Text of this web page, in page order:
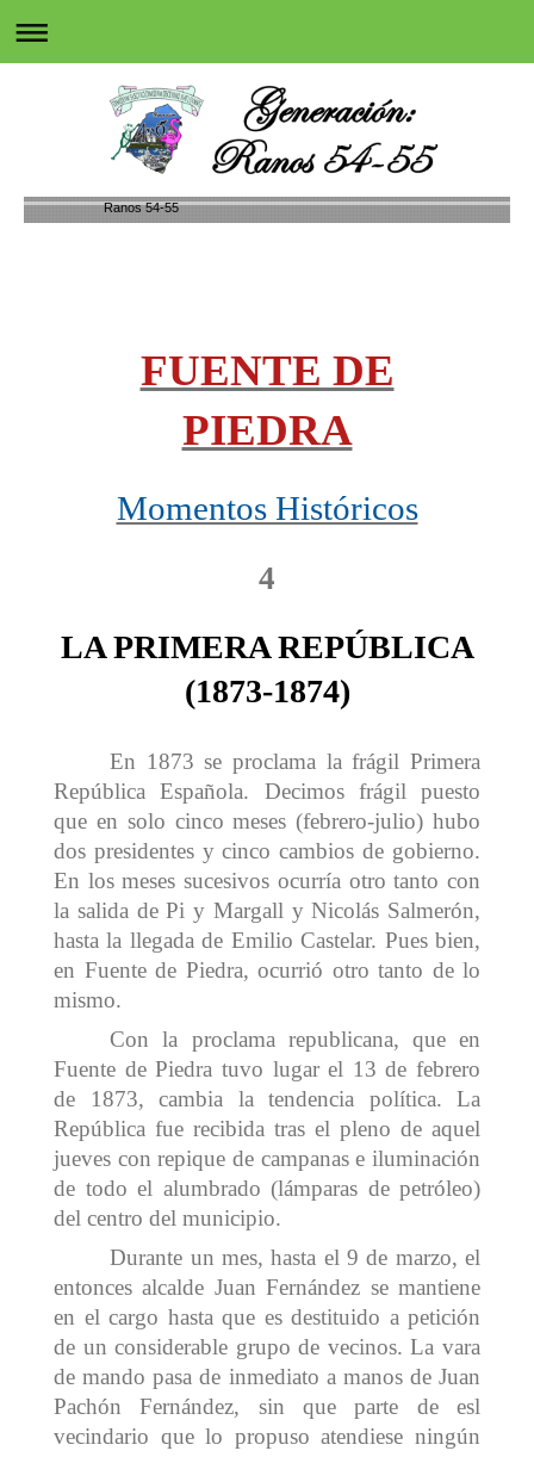
Ranos 54-55
FUENTE DE
PIEDRA
Momentos Históricos
4
LA PRIMERA REPÚBLICA
(1873-1874)
En 1873 se proclama la frágil Primera
República Española. Decimos frágil puesto
que en solo cinco meses (febrero-julio) hubo
dos presidentes y cinco cambios de gobierno.
En los meses sucesivos ocurría otro tanto con
la salida de Pi y Margall y Nicolás Salmerón,
hasta la llegada de Emilio Castelar. Pues bien,
en Fuente de Piedra, ocurrió otro tanto de lo
mismo.
Con la proclama republicana, que en
Fuente de Piedra tuvo lugar el 13 de febrero
de 1873, cambia la tendencia política. La
República fue recibida tras el pleno de aquel
jueves con repique de campanas e iluminación
de todo el alumbrado (lámparas de petróleo)
del centro del municipio.
Durante un mes, hasta el 9 de marzo, el
entonces alcalde Juan Fernández se mantiene
en el cargo hasta que es destituido a petición
de un considerable grupo de vecinos. La vara
de mando pasa de inmediato a manos de Juan
Pachón Fernández, sin que parte de esl
vecindario que lo propuso atendiese ningún